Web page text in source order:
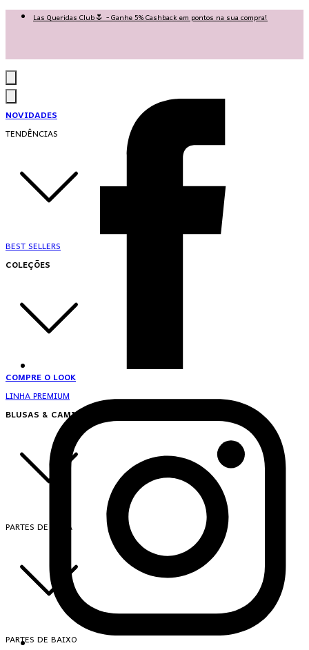
Las Queridas Club🌷 - Ganhe 5% Cashback em pontos na sua compra!
NOVIDADES
TENDÊNCIAS
BEST SELLERS
COLEÇÕES
COMPRE O LOOK
LINHA PREMIUM
BLUSAS & CAMISAS
PARTES DE CIMA
PARTES DE BAIXO